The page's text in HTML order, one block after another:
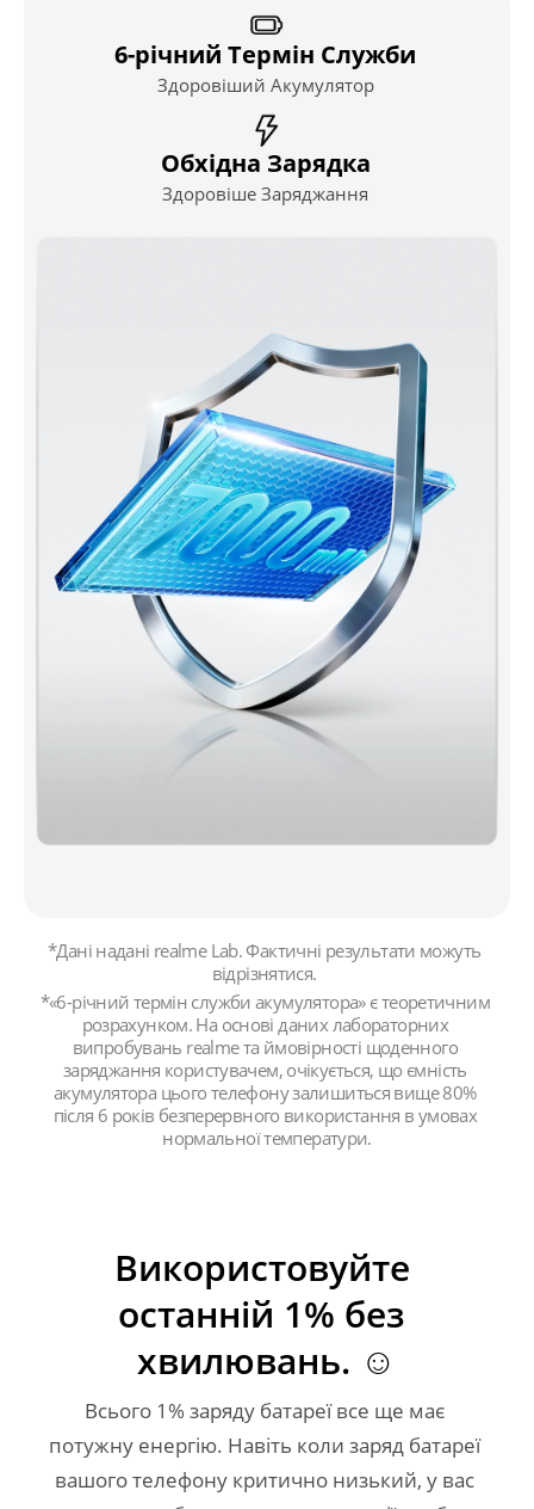
*«6-річний термін служби акумулятора» є теоретичним
розрахунком. На основі даних лабораторних
випробувань realme та ймовірності щоденного
заряджання користувачем, очікується, що ємність
акумулятора цього телефону залишиться вище 80%
після 6 років безперервного використання в умовах
нормальної температури.
*Дані надані realme Lab. Фактичні результати можуть
відрізнятися.
Здоровіше Заряджання
Обхідна Зарядка
Здоровіший Акумулятор
6-річний Термін Служби
Всього 1% заряду батареї все ще має
потужну енергію. Навіть коли заряд батареї
вашого телефону критично низький, у вас
Використовуйте
останній 1% без
хвилювань. ☺️